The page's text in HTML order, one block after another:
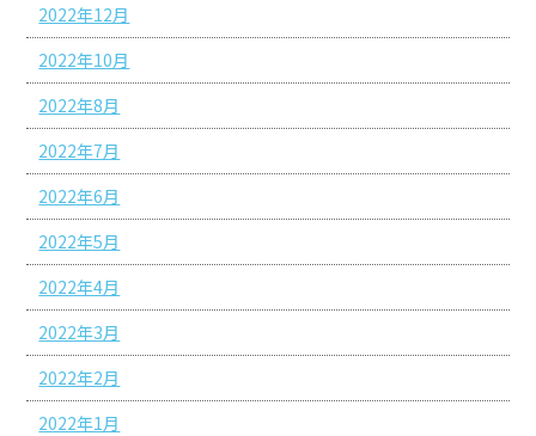
2022年12月
2022年10月
2022年8月
2022年7月
2022年6月
2022年5月
2022年4月
2022年3月
2022年2月
2022年1月